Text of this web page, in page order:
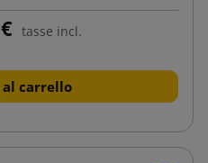
tasse incl.
al carrello